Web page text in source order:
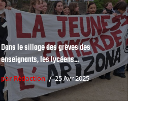
Dans le sillage des grèves des
enseignants, les lycéens...
par Rédaction 25 Avr 2025